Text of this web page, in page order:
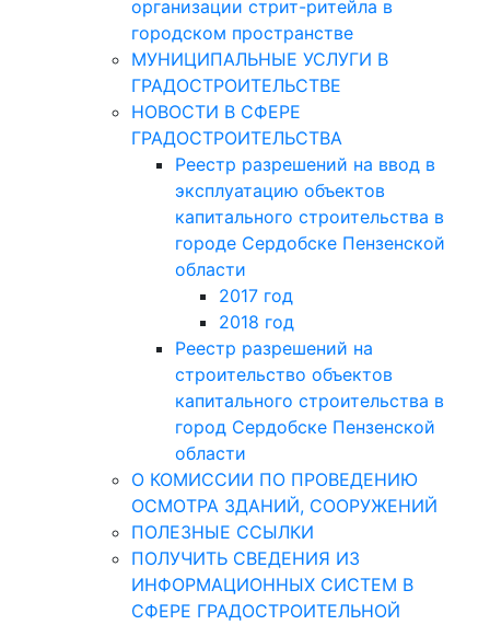
организации стрит-ритейла в
городском пространстве
МУНИЦИПАЛЬНЫЕ УСЛУГИ В
ГРАДОСТРОИТЕЛЬСТВЕ
НОВОСТИ В СФЕРЕ
ГРАДОСТРОИТЕЛЬСТВА
Реестр разрешений на ввод в
эксплуатацию объектов
капитального строительства в
городе Сердобске Пензенской
области
2017 год
2018 год
Реестр разрешений на
строительство объектов
капитального строительства в
город Сердобске Пензенской
области
О КОМИССИИ ПО ПРОВЕДЕНИЮ
ОСМОТРА ЗДАНИЙ, СООРУЖЕНИЙ
ПОЛЕЗНЫЕ ССЫЛКИ
ПОЛУЧИТЬ СВЕДЕНИЯ ИЗ
ИНФОРМАЦИОННЫХ СИСТЕМ В
СФЕРЕ ГРАДОСТРОИТЕЛЬНОЙ